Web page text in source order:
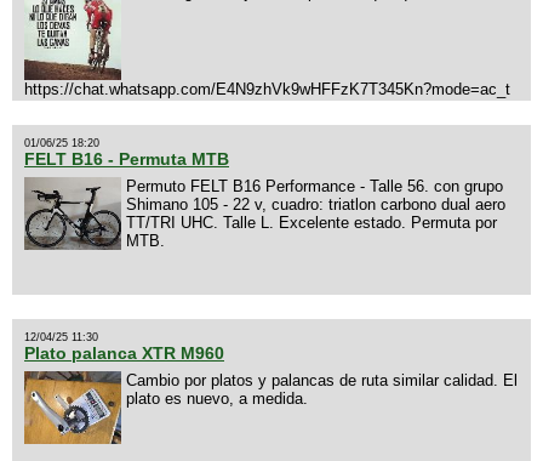
https://chat.whatsapp.com/E4N9zhVk9wHFFzK7T345Kn?mode=ac_t
01/06/25 18:20
FELT B16 - Permuta MTB
Permuto FELT B16 Performance - Talle 56. con grupo
Shimano 105 - 22 v, cuadro: triatlon carbono dual aero
TT/TRI UHC. Talle L. Excelente estado. Permuta por
MTB.
12/04/25 11:30
Plato palanca XTR M960
Cambio por platos y palancas de ruta similar calidad. El
plato es nuevo, a medida.